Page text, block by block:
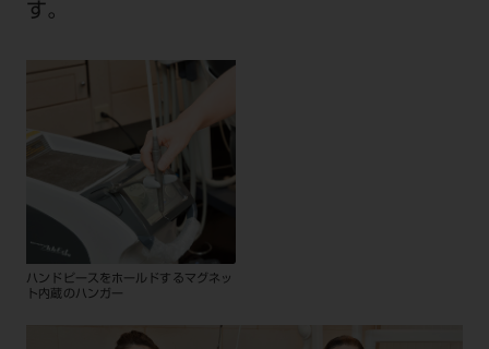
す。
ハンドピースをホールドするマグネッ
ト内蔵のハンガー